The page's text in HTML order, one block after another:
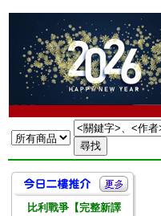
比利戰爭【完整新譯